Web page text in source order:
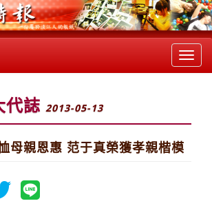
代誌 2013-05-13
母親恩惠 范于真榮獲孝親楷模